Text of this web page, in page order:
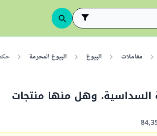
معاملات البيوع البيوع المحرمة
السداسية، وهل منها منتجات